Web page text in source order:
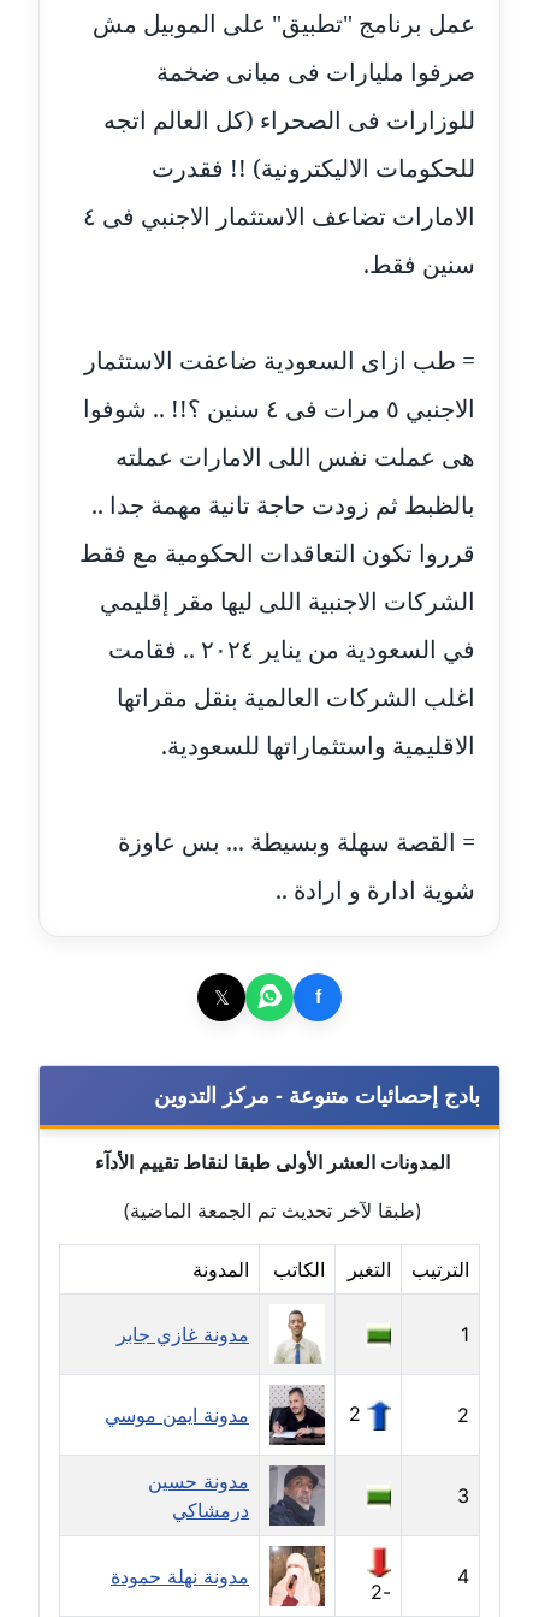
مدونة ايمان النادي
عاملة
مدونة ايمان صلاح
عاملة
عاملة
عاملة
مدونة ايمان قادري
عاملة
مدونة ايمن موسي
مدونة إيناس عراقي
مدونة آيه ابو زهرة
عاملة
مدونة آيه الغمري
عاملة
عاملة
مدونة بيان هدية
عاملة
مدونة تامر زيدان
عاملة
مدونة تسنيم فضالي
عاملة
مدونة ثائر دالي
عاملة
مدونة جاد كريم
مدونة جلال الخطيب
عاملة
عمل برنامج "تطبيق" على الموبيل مش
صرفوا مليارات فى مبانى ضخمة
للوزارات فى الصحراء (كل العالم اتجه
للحكومات الاليكترونية) !! فقدرت
الامارات تضاعف الاستثمار الاجنبي فى ٤
سنين فقط.
= طب ازاى السعودية ضاعفت الاستثمار
الاجنبي ٥ مرات فى ٤ سنين ؟!! .. شوفوا
هى عملت نفس اللى الامارات عملته
بالظبط ثم زودت حاجة تانية مهمة جدا ..
قرروا تكون التعاقدات الحكومية مع فقط
الشركات الاجنبية اللى ليها مقر إقليمي
في السعودية من يناير ٢٠٢٤ .. فقامت
اغلب الشركات العالمية بنقل مقراتها
الاقليمية واستثماراتها للسعودية.
= القصة سهلة وبسيطة ... بس عاوزة
شوية ادارة و ارادة ..
f
𝕏
بادج إحصائيات متنوعة - مركز التدوين
المدونات العشر الأولى طبقا لنقاط تقييم الأدآء
(طبقا لآخر تحديث تم الجمعة الماضية)
الترتيب التغير الكاتب المدونة
1 مدونة غازي جابر
2
2 مدونة ايمن موسي
3
مدونة حسين
درمشاكي
4
-2
مدونة نهلة حمودة